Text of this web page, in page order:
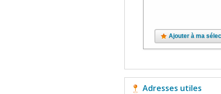
Ajouter à ma
Adresses utiles